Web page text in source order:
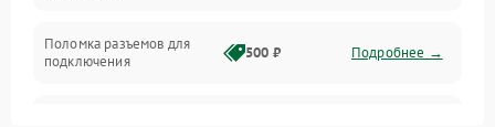
Поломка разъемов для
подключения
500 ₽ Подробнее →